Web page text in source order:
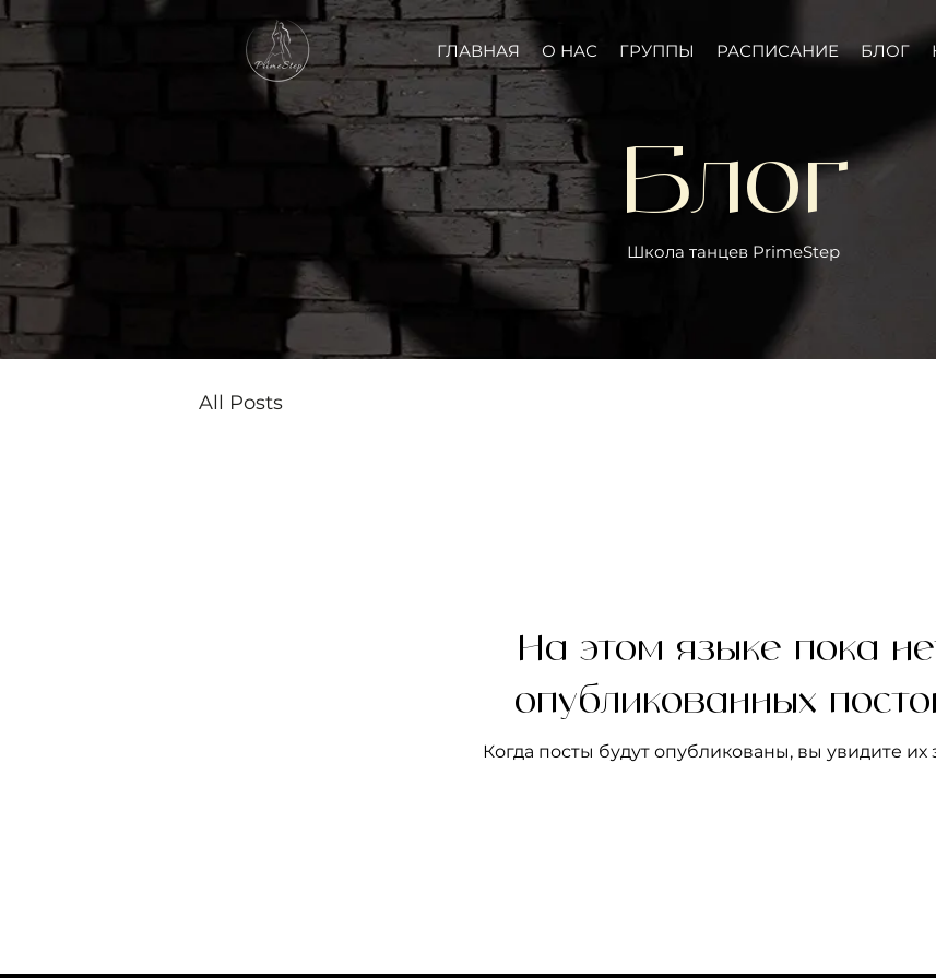
ГЛАВНАЯ О НАС ГРУППЫ РАСПИСАНИЕ БЛОГ
Школа танцев PrimeStep
Блог
All Posts
На этом языке пока
опубликованных
Когда посты будут опубликованы, вы увидите их